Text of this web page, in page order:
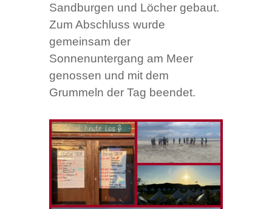
Sandburgen und Löcher gebaut.
Zum Abschluss wurde
gemeinsam der
Sonnenuntergang am Meer
genossen und mit dem
Grummeln der Tag beendet.